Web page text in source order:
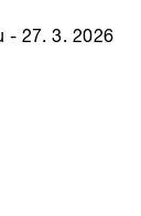
- 27. 3. 2026